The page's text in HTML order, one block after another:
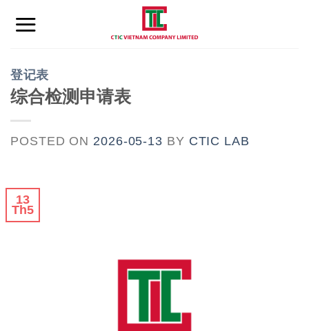
登记表
综合检测申请表
POSTED ON 2026-05-13 BY CTIC LAB
13
Th5